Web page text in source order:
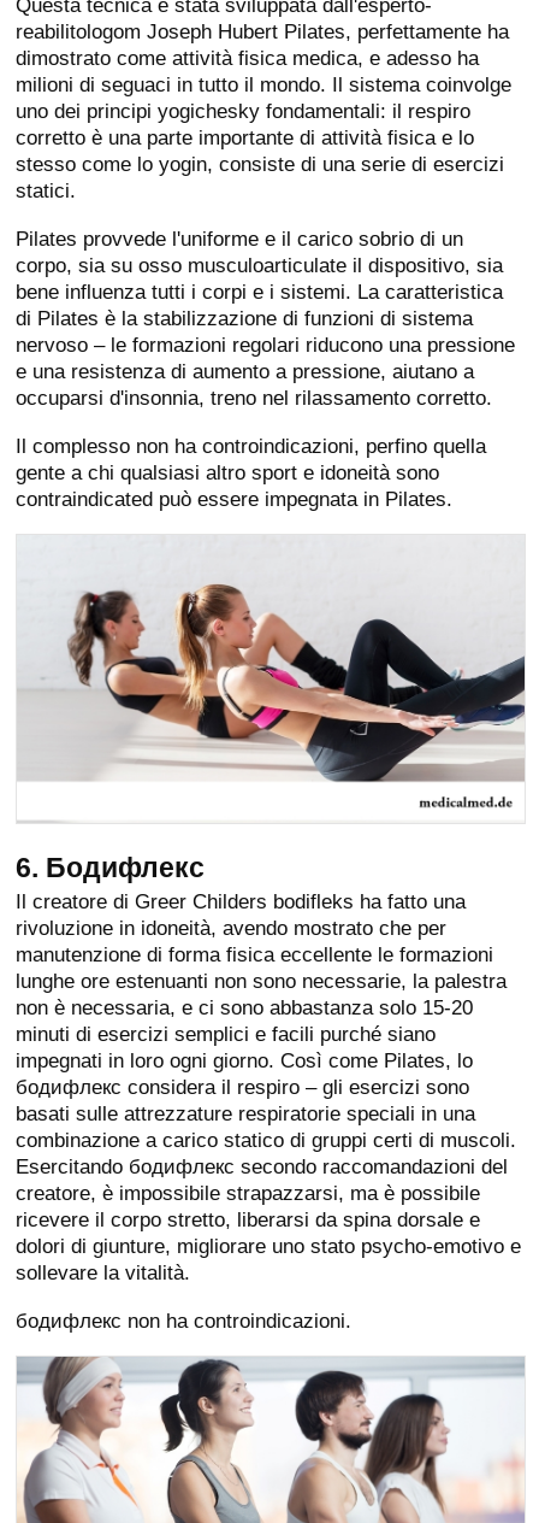
Questa tecnica è stata sviluppata dall'esperto-
reabilitologom Joseph Hubert Pilates, perfettamente ha
dimostrato come attività fisica medica, e adesso ha
milioni di seguaci in tutto il mondo. Il sistema coinvolge
uno dei principi yogichesky fondamentali: il respiro
corretto è una parte importante di attività fisica e lo
stesso come lo yogin, consiste di una serie di esercizi
statici.
Pilates provvede l'uniforme e il carico sobrio di un
corpo, sia su osso musculoarticulate il dispositivo, sia
bene influenza tutti i corpi e i sistemi. La caratteristica
di Pilates è la stabilizzazione di funzioni di sistema
nervoso – le formazioni regolari riducono una pressione
e una resistenza di aumento a pressione, aiutano a
occuparsi d'insonnia, treno nel rilassamento corretto.
Il complesso non ha controindicazioni, perfino quella
gente a chi qualsiasi altro sport e idoneità sono
contraindicated può essere impegnata in Pilates.
6. Бодифлекс
Il creatore di Greer Childers bodifleks ha fatto una
rivoluzione in idoneità, avendo mostrato che per
manutenzione di forma fisica eccellente le formazioni
lunghe ore estenuanti non sono necessarie, la palestra
non è necessaria, e ci sono abbastanza solo 15-20
minuti di esercizi semplici e facili purché siano
impegnati in loro ogni giorno. Così come Pilates, lo
бодифлекс considera il respiro – gli esercizi sono
basati sulle attrezzature respiratorie speciali in una
combinazione a carico statico di gruppi certi di muscoli.
Esercitando бодифлекс secondo raccomandazioni del
creatore, è impossibile strapazzarsi, ma è possibile
ricevere il corpo stretto, liberarsi da spina dorsale e
dolori di giunture, migliorare uno stato psycho-emotivo e
sollevare la vitalità.
бодифлекс non ha controindicazioni.